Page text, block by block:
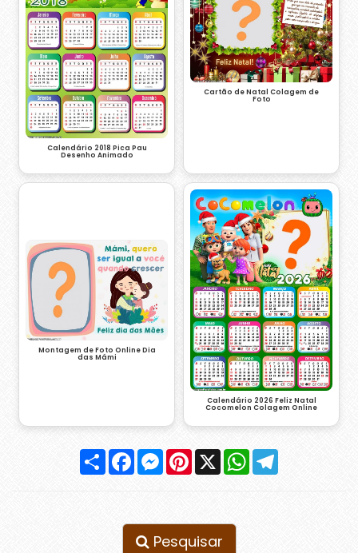
Calendário 2018 Pica Pau
Desenho Animado
Cartão de Natal Colagem de
Foto
Montagem de Foto Online Dia
das Mámi
Calendário 2026 Feliz Natal
Cocomelon Colagem Online
Compartilhar
FacebookMessenger
Pinterest
X WhatsApp
Pesquisar